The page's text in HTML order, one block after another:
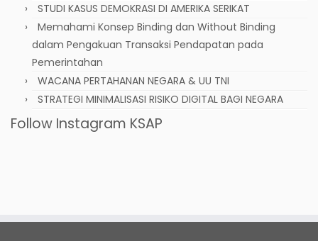
STUDI KASUS DEMOKRASI DI AMERIKA SERIKAT
Memahami Konsep Binding dan Without Binding
dalam Pengakuan Transaksi Pendapatan pada
Pemerintahan
WACANA PERTAHANAN NEGARA & UU TNI
STRATEGI MINIMALISASI RISIKO DIGITAL BAGI NEGARA
Follow Instagram KSAP